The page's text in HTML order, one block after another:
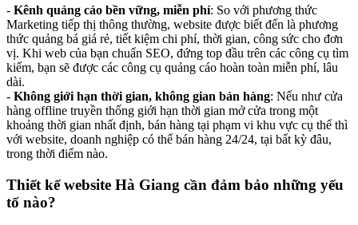
- Kênh quảng cáo bền vững, miễn phí: So với phương thức
Marketing tiếp thị thông thường, website được biết đến là phương
thức quảng bá giá rẻ, tiết kiệm chi phí, thời gian, công sức cho đơn
vị. Khi web của bạn chuẩn SEO, đứng top đầu trên các công cụ tìm
kiếm, bạn sẽ được các công cụ quảng cáo hoàn toàn miễn phí, lâu
dài.
- Không giới hạn thời gian, không gian bán hàng: Nếu như cửa
hàng offline truyền thống giới hạn thời gian mở cửa trong một
khoảng thời gian nhất định, bán hàng tại phạm vi khu vực cụ thể thì
với website, doanh nghiệp có thể bán hàng 24/24, tại bất kỳ đâu,
trong thời điểm nào.
Thiết kế website Hà Giang cần đảm bảo những yếu
tố nào?